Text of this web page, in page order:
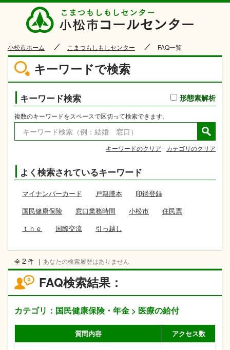
小松市ホーム こまつもしもしセンター FAQ一覧
キーワードで検索
キーワード検索 形態素解析
複数のキーワードをスペースで区切って検索できます。
キーワードのクリア カテゴリのクリア
よく検索されているキーワード
マイナンバーカード 戸籍謄本
印鑑登録
国民健康保険
窓口業務時間 小松市
住民票
ｔｈｅ
国際交流 引っ越し
FAQ検索結果：
カテゴリ：国民健康保険・年金 > 医療の給付
全2件 | あなたの検索履歴はありません
質問内容 アクセス数